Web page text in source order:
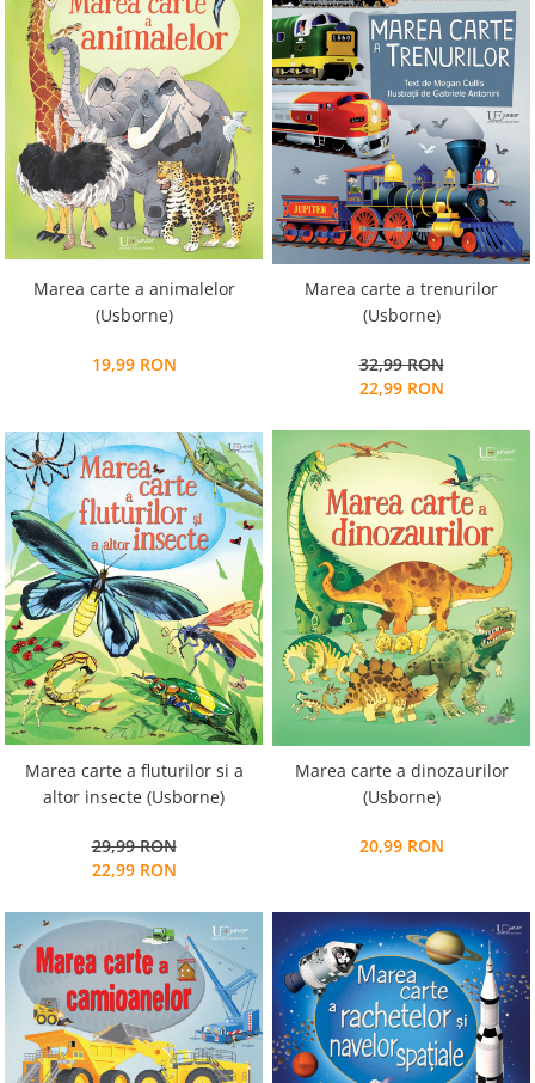
Marea carte a animalelor
(Usborne)
19,99 RON
Marea carte a trenurilor
(Usborne)
32,99 RON
22,99 RON
Marea carte a fluturilor si a
altor insecte (Usborne)
29,99 RON
22,99 RON
Marea carte a dinozaurilor
(Usborne)
20,99 RON